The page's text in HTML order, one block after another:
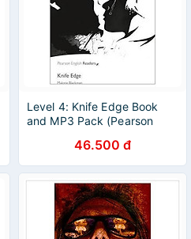
Level 4: Knife Edge Book
and MP3 Pack (Pearson
46.500 đ